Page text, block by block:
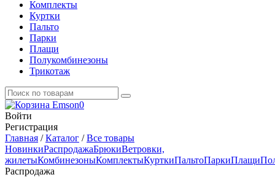
Комплекты
Куртки
Пальто
Парки
Плащи
Полукомбинезоны
Трикотаж
0
Войти
Регистрация
Главная /Каталог /Все товары
НовинкиРаспродажаБрюкиВетровки,
жилетыКомбинезоныКомплектыКурткиПальтоПаркиПлащи
Распродажа